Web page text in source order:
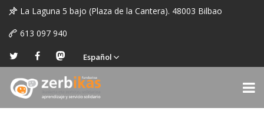
La Laguna 5 bajo (Plaza de la Cantera). 48003 Bilbao
613 097 940
Español